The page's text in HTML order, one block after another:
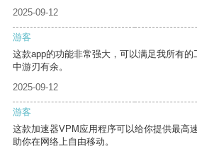
2025-09-12
游客
这款app的功能非常强大，可以满足我所有
中游刃有余。
2025-09-12
游客
这款加速器VPM应用程序可以给你提供最高
助你在网络上自由移动。